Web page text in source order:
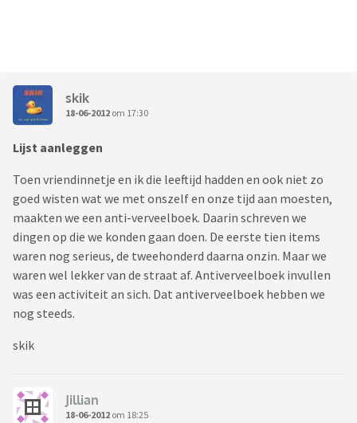
skik
18-06-2012 om 17:30
Lijst aanleggen
Toen vriendinnetje en ik die leeftijd hadden en ook niet zo
goed wisten wat we met onszelf en onze tijd aan moesten,
maakten we een anti-verveelboek. Daarin schreven we
dingen op die we konden gaan doen. De eerste tien items
waren nog serieus, de tweehonderd daarna onzin. Maar we
waren wel lekker van de straat af. Antiverveelboek invullen
was een activiteit an sich. Dat antiverveelboek hebben we
nog steeds.
skik
Jillian
18-06-2012 om 18:25